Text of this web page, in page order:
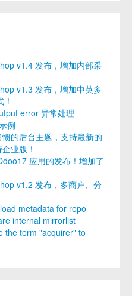
v1.4 发布，增加内部采
v1.3 发布，增加中英多
error 异常处理
例
的后台主题，支持最新的
业版！
应用的发布！增加了
v1.2 发布，多商户、分
metadata for repo
internal mirrorlist
the term "acquirer" to